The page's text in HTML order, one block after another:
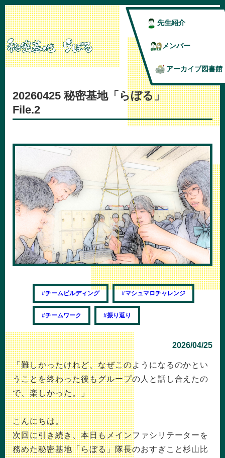
先生紹介
メンバー
アーカイブ図書館
20260425 秘密基地「らぼる」
File.2
#チームビルディング #マシュマロチャレンジ
#チームワーク #振り返り
2026/04/25
「難しかったけれど、なぜこのようになるのかとい
うことを終わった後もグループの人と話し合えたの
で、楽しかった。」
こんにちは。
次回に引き続き、本日もメインファシリテーターを
務めた秘密基地「らぼる」隊長のおすぎこと杉山比